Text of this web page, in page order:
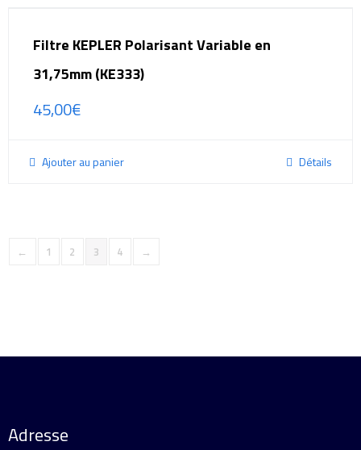
Filtre KEPLER Polarisant Variable en
31,75mm (KE333)
45,00€
Ajouter au panier Détails
← 1 2 3 4 →
Adresse